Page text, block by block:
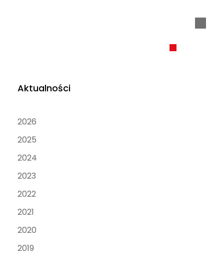
Aktualności
2026
2025
2024
2023
2022
2021
2020
2019